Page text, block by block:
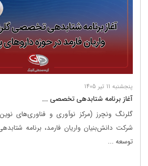
پنجشنبه 11 تیر 1405
آغاز برنامه شتابدهی تخصصی ...
گلرنگ ونچرز (مرکز نوآوری و فناوری‌های
شرکت دانش‌بنیان واریان فارمد، برنامه
توسعه ...